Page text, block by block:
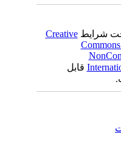
شرایطCreative
قابل